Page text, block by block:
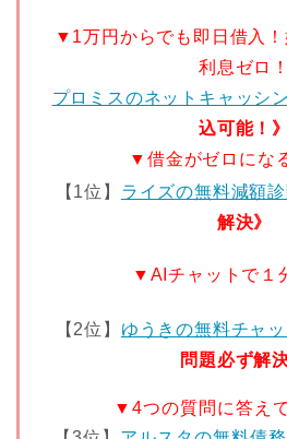
▼1万円からでも即日借入
利息ゼロ！
プロミスのネットキャッシ
込可能！》
▼借金がゼロにな
【1位】 ライズの無料減額
解決》
▼AIチャットで１
【2位】 ゆうきの無料チャ
問題必ず解決
▼4つの質問に答え